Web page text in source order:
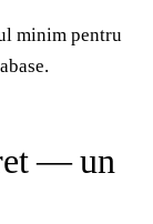
minim pentru
— un